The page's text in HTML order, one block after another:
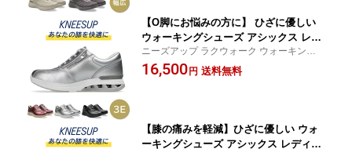
【O脚にお悩みの方に】 ひざに優しい
ウォーキングシューズ アシックス レデ
ィース 母の日 ニーズアップ 3E 幅広 KN
EESUP スニーカー ひざ 関節痛 O脚 ゆ
ニーズアップ ラクウォーク ウォーキング
ひざの痛み 関節 痛 矯正 スニーカー アシッ
クス商事 レディース シニア 靴 疲れない 50
16,500円 送料無料
【膝の痛みを軽減】ひざに優しい ウォ
ーキングシューズ アシックス レディー